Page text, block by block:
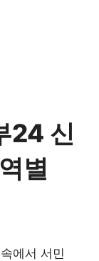
24 신
별
에서 서민